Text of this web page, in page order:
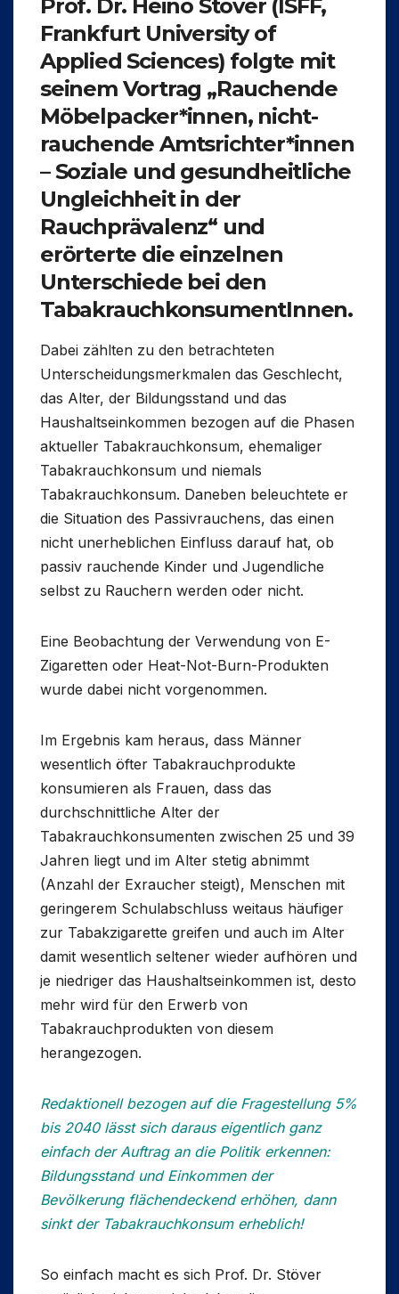
Prof. Dr. Heino Stöver (ISFF,
Frankfurt University of
Applied Sciences) folgte mit
seinem Vortrag „Rauchende
Möbelpacker*innen, nicht-
rauchende Amtsrichter*innen
– Soziale und gesundheitliche
Ungleichheit in der
Rauchprävalenz“ und
erörterte die einzelnen
Unterschiede bei den
TabakrauchkonsumentInnen.
Dabei zählten zu den betrachteten
Unterscheidungsmerkmalen das Geschlecht,
das Alter, der Bildungsstand und das
Haushaltseinkommen bezogen auf die Phasen
aktueller Tabakrauchkonsum, ehemaliger
Tabakrauchkonsum und niemals
Tabakrauchkonsum. Daneben beleuchtete er
die Situation des Passivrauchens, das einen
nicht unerheblichen Einfluss darauf hat, ob
passiv rauchende Kinder und Jugendliche
selbst zu Rauchern werden oder nicht.
Eine Beobachtung der Verwendung von E-
Zigaretten oder Heat-Not-Burn-Produkten
wurde dabei nicht vorgenommen.
Im Ergebnis kam heraus, dass Männer
wesentlich öfter Tabakrauchprodukte
konsumieren als Frauen, dass das
durchschnittliche Alter der
Tabakrauchkonsumenten zwischen 25 und 39
Jahren liegt und im Alter stetig abnimmt
(Anzahl der Exraucher steigt), Menschen mit
geringerem Schulabschluss weitaus häufiger
zur Tabakzigarette greifen und auch im Alter
damit wesentlich seltener wieder aufhören und
je niedriger das Haushaltseinkommen ist, desto
mehr wird für den Erwerb von
Tabakrauchprodukten von diesem
herangezogen.
Redaktionell bezogen auf die Fragestellung 5%
bis 2040 lässt sich daraus eigentlich ganz
einfach der Auftrag an die Politik erkennen:
Bildungsstand und Einkommen der
Bevölkerung flächendeckend erhöhen, dann
sinkt der Tabakrauchkonsum erheblich!
So einfach macht es sich Prof. Dr. Stöver